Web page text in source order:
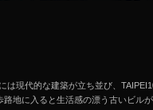
は現代的な建築が立ち並び、
路地に入ると生活感の漂う古いビル